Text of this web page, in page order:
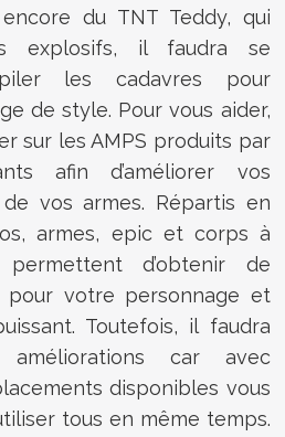
du TNT Teddy, qui
explosifs, il faudra se
les cadavres pour
de style. Pour vous aider,
sur les AMPS produits par
afin d’améliorer vos
vos armes. Répartis en
armes, epic et corps à
d’obtenir de
pour votre personnage et
Toutefois, il faudra
car avec
disponibles vous
tous en même temps.